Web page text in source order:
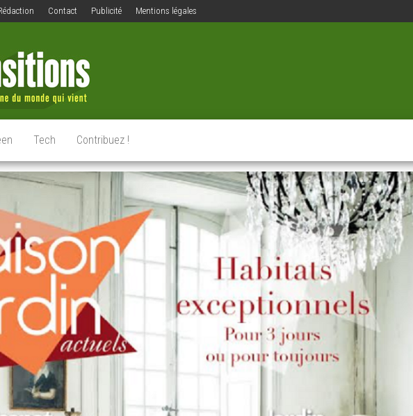
Contact Publicité Mentions légales
Tech Contribuez !